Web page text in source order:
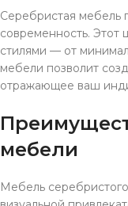
Серебристая мебель
современность. Этот
стилями — от
мебели позволит
отражающее ваш
мебели
Мебель